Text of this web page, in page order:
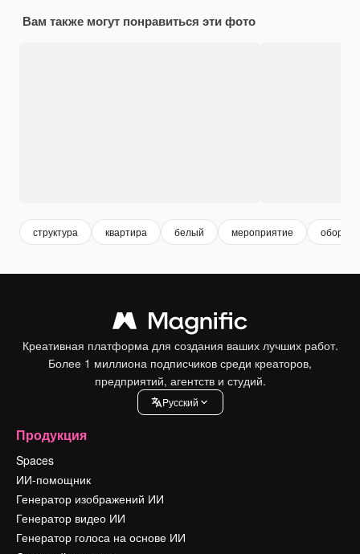
Вам также могут понравиться эти фото
структура квартира белый мероприятие
Креативная платформа для создания ваших лучших работ.
Более 1 миллиона подписчиков среди креаторов,
предприятий, агентств и студий.
Pусский
Продукция
Spaces
ИИ-помощник
Генератор изображений ИИ
Генератор видео ИИ
Генератор голоса на основе ИИ